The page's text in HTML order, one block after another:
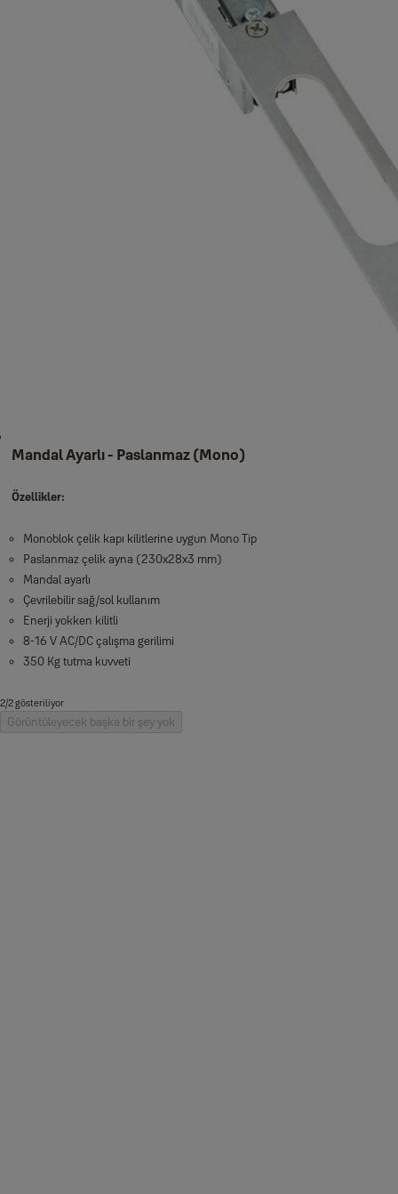
Mandal Ayarlı - Paslanmaz (Mono)
Özellikler:
Monoblok çelik kapı kilitlerine uygun Mono Tip
Paslanmaz çelik ayna (230x28x3 mm)
Mandal ayarlı
Çevrilebilir sağ/sol kullanım
Enerji yokken kilitli
8-16 V AC/DC çalışma gerilimi
350 Kg tutma kuvveti
2/2 gösteriliyor
Görüntüleyecek başka bir şey yok